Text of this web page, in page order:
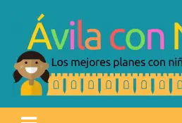
content
Ávila con niños